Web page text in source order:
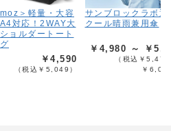
＞軽量・大容
対応！2WAY大
ョルダートート
￥4,590
（税込￥5,049）
サンブロックラボ遮
クール晴雨兼用傘
￥4,980 ～ ￥
（税込￥
￥